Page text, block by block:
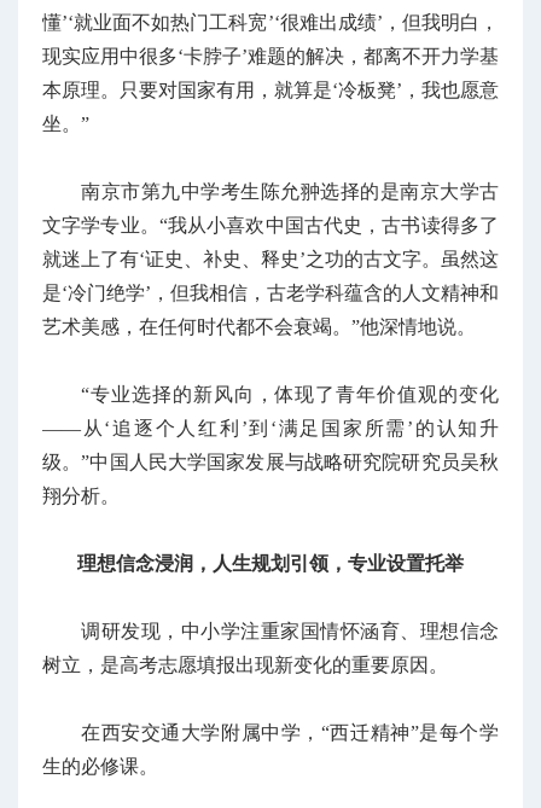
懂’‘就业面不如热门工科宽’‘很难出成绩’，但我明白，
现实应用中很多‘卡脖子’难题的解决，都离不开力学基
本原理。只要对国家有用，就算是‘冷板凳’，我也愿意
坐。”
南京市第九中学考生陈允翀选择的是南京大学古
文字学专业。“我从小喜欢中国古代史，古书读得多了
就迷上了有‘证史、补史、释史’之功的古文字。虽然这
是‘冷门绝学’，但我相信，古老学科蕴含的人文精神和
艺术美感，在任何时代都不会衰竭。”他深情地说。
“专业选择的新风向，体现了青年价值观的变化
——从‘追逐个人红利’到‘满足国家所需’的认知升
级。”中国人民大学国家发展与战略研究院研究员吴秋
翔分析。
理想信念浸润，人生规划引领，专业设置托举
调研发现，中小学注重家国情怀涵育、理想信念
树立，是高考志愿填报出现新变化的重要原因。
在西安交通大学附属中学，“西迁精神”是每个学
生的必修课。